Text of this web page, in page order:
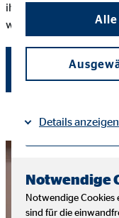
ihren Kund*innen zur
wertvolle
4,85 Millionen
Kundinnen und
Alle
Details anzeigen
Notwendige
Notwendige
sind für die